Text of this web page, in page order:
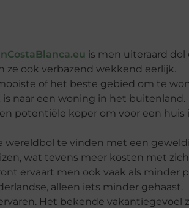
is men uiteraard
ze ook verbazend wekkend eerlijk.
of het beste gebied om te
naar een woning in het buitenland.
potentiële koper om voor een
wereldbol te vinden met een
wat tevens meer kosten met
ervaart men ook vaak als minder
alleen iets minder gehaast.
Het bekende vakantiegevoel